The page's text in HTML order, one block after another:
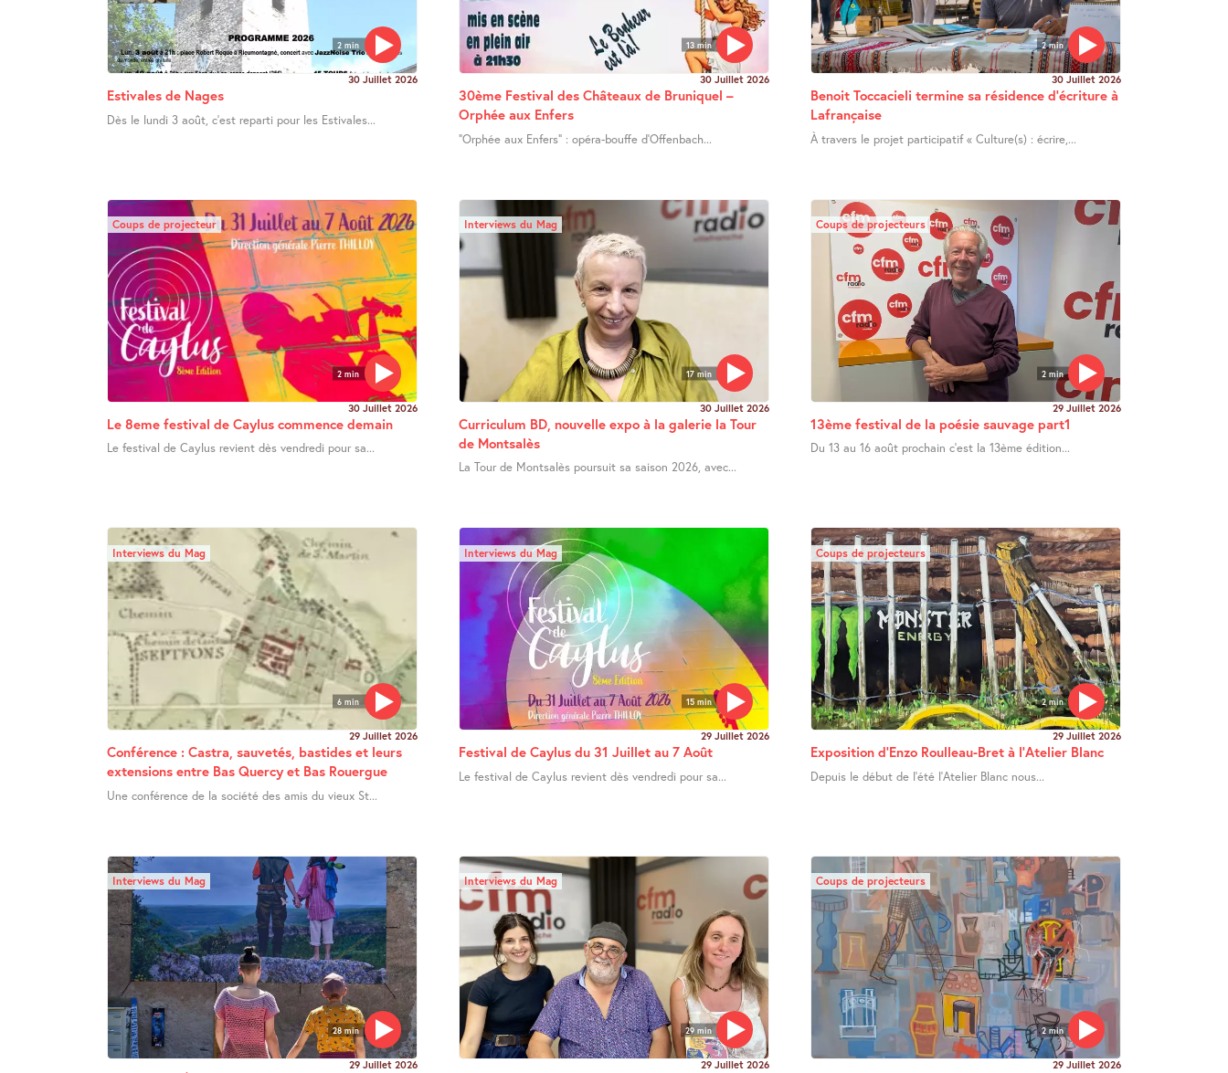
2 min
30 Juillet 2026
Estivales de Nages
Dès le lundi 3 août, c’est reparti pour les Estivales...
13 min
30 Juillet 2026
30ème Festival des Châteaux de Bruniquel –
Orphée aux Enfers
"Orphée aux Enfers" : opéra-bouffe d’Offenbach...
2 min
30 Juillet 2026
Benoit Toccacieli termine sa résidence d’écriture à
Lafrançaise
À travers le projet participatif « Culture(s) : écrire,...
2 min
Coups de projecteur
30 Juillet 2026
Le 8eme festival de Caylus commence demain
Le festival de Caylus revient dès vendredi pour sa...
17 min
Interviews du Mag
30 Juillet 2026
Curriculum BD, nouvelle expo à la galerie la Tour
de Montsalès
La Tour de Montsalès poursuit sa saison 2026, avec...
2 min
Coups de projecteurs
29 Juillet 2026
13ème festival de la poésie sauvage part1
Du 13 au 16 août prochain c’est la 13ème édition...
6 min
Interviews du Mag
29 Juillet 2026
Conférence : Castra, sauvetés, bastides et leurs
extensions entre Bas Quercy et Bas Rouergue
Une conférence de la société des amis du vieux St...
15 min
Interviews du Mag
29 Juillet 2026
Festival de Caylus du 31 Juillet au 7 Août
Le festival de Caylus revient dès vendredi pour sa...
2 min
Coups de projecteurs
29 Juillet 2026
Exposition d’Enzo Roulleau-Bret à l’Atelier Blanc
Depuis le début de l’été l’Atelier Blanc nous...
28 min
Interviews du Mag
29 Juillet 2026
29 min
Interviews du Mag
29 Juillet 2026
2 min
Coups de projecteurs
29 Juillet 2026